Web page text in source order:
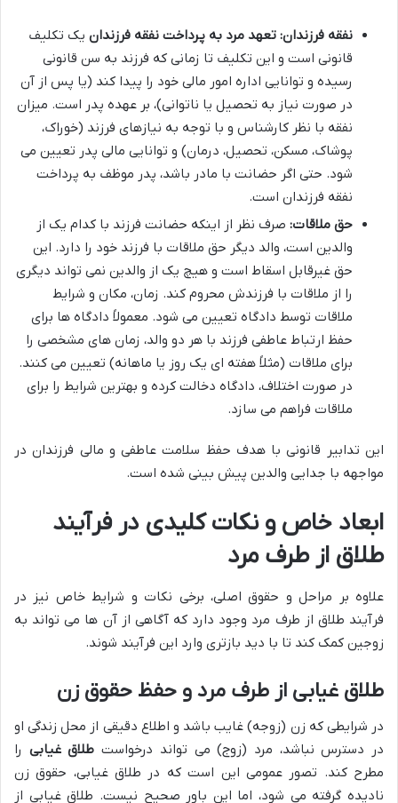
نفقه فرزندان: تعهد مرد به پرداخت نفقه فرزندان یک تکلیف
قانونی است و این تکلیف تا زمانی که فرزند به سن قانونی
رسیده و توانایی اداره امور مالی خود را پیدا کند (یا پس از آن
در صورت نیاز به تحصیل یا ناتوانی)، بر عهده پدر است. میزان
نفقه با نظر کارشناس و با توجه به نیازهای فرزند (خوراک،
پوشاک، مسکن، تحصیل، درمان) و توانایی مالی پدر تعیین می
شود. حتی اگر حضانت با مادر باشد، پدر موظف به پرداخت
نفقه فرزندان است.
حق ملاقات: صرف نظر از اینکه حضانت فرزند با کدام یک از
والدین است، والد دیگر حق ملاقات با فرزند خود را دارد. این
حق غیرقابل اسقاط است و هیچ یک از والدین نمی تواند دیگری
را از ملاقات با فرزندش محروم کند. زمان، مکان و شرایط
ملاقات توسط دادگاه تعیین می شود. معمولاً دادگاه ها برای
حفظ ارتباط عاطفی فرزند با هر دو والد، زمان های مشخصی را
برای ملاقات (مثلاً هفته ای یک روز یا ماهانه) تعیین می کنند.
در صورت اختلاف، دادگاه دخالت کرده و بهترین شرایط را برای
ملاقات فراهم می سازد.
این تدابیر قانونی با هدف حفظ سلامت عاطفی و مالی فرزندان در
مواجهه با جدایی والدین پیش بینی شده است.
ابعاد خاص و نکات کلیدی در فرآیند
طلاق از طرف مرد
علاوه بر مراحل و حقوق اصلی، برخی نکات و شرایط خاص نیز در
فرآیند طلاق از طرف مرد وجود دارد که آگاهی از آن ها می تواند به
زوجین کمک کند تا با دید بازتری وارد این فرآیند شوند.
طلاق غیابی از طرف مرد و حفظ حقوق زن
در شرایطی که زن (زوجه) غایب باشد و اطلاع دقیقی از محل زندگی او
در دسترس نباشد، مرد (زوج) می تواند درخواست طلاق غیابی را
مطرح کند. تصور عمومی این است که در طلاق غیابی، حقوق زن
نادیده گرفته می شود، اما این باور صحیح نیست. طلاق غیابی از